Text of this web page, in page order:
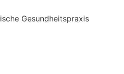
Gesundheitspraxis